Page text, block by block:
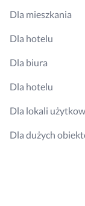
Dla mieszkania
Dla hotelu
Dla biura
Dla hotelu
Dla lokali
Dla dużych